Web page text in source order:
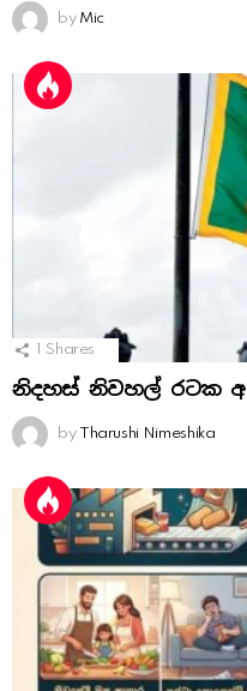
by Mic
1 Shares
නිදහස් නිවහල් රටක
by Tharushi Nimeshika